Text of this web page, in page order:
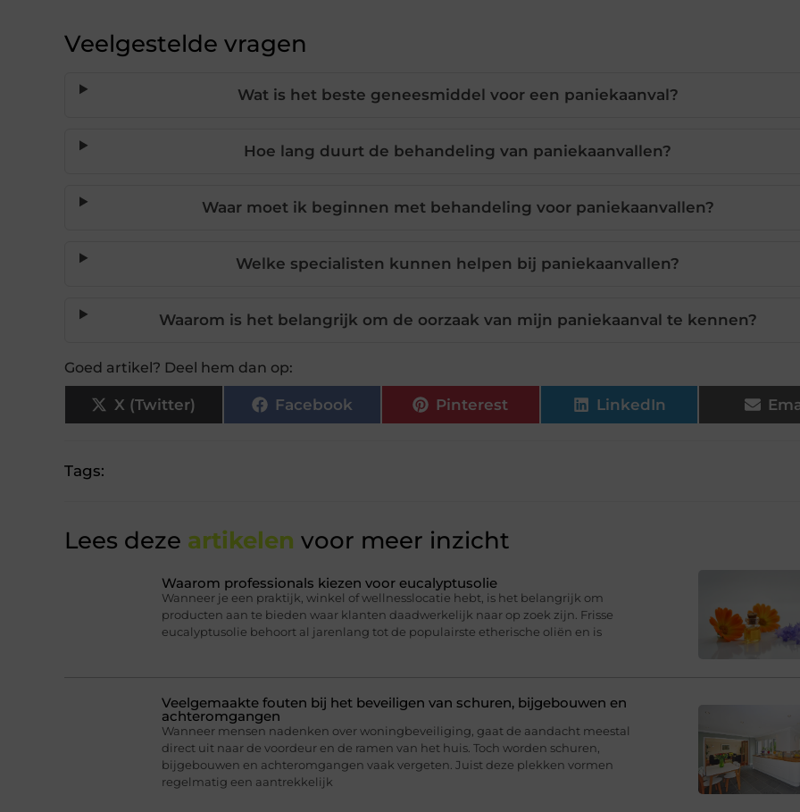
Veelgestelde vragen
Wat is het beste geneesmiddel voor een paniekaanval?
Hoe lang duurt de behandeling van paniekaanvallen?
Waar moet ik beginnen met behandeling voor paniekaanvallen?
Welke specialisten kunnen helpen bij paniekaanvallen?
Waarom is het belangrijk om de oorzaak van mijn paniekaanval te kennen?
Goed artikel? Deel hem dan op:
X (Twitter) Facebook Pinterest LinkedIn
Tags:
Lees deze artikelen voor meer inzicht
Waarom professionals kiezen voor eucalyptusolie
Wanneer je een praktijk, winkel of wellnesslocatie hebt, is het belangrijk om
producten aan te bieden waar klanten daadwerkelijk naar op zoek zijn. Frisse
eucalyptusolie behoort al jarenlang tot de populairste etherische oliën en is
Veelgemaakte fouten bij het beveiligen van schuren, bijgebouwen en
achteromgangen
Wanneer mensen nadenken over woningbeveiliging, gaat de aandacht meestal
direct uit naar de voordeur en de ramen van het huis. Toch worden schuren,
bijgebouwen en achteromgangen vaak vergeten. Juist deze plekken vormen
regelmatig een aantrekkelijk